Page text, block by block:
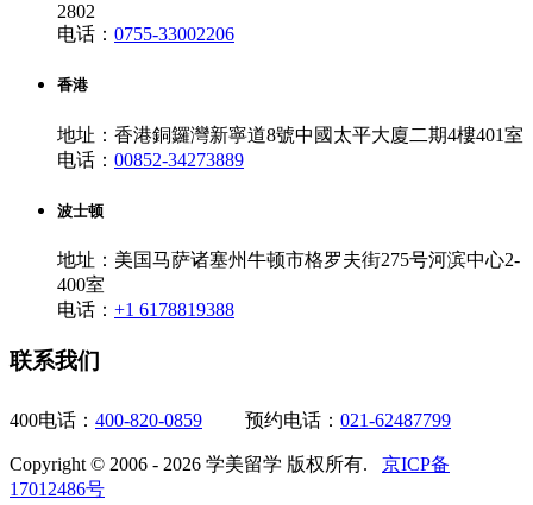
2802
电话： 0755-33002206
香港
地址：香港銅鑼灣新寧道8號中國太平大廈二期4樓401室
电话： 00852-34273889
波士顿
地址：美国马萨诸塞州牛顿市格罗夫街275号河滨中心2-
400室
电话： +1 6178819388
联系我们
400电话： 400-820-0859 预约电话： 021-62487799
Copyright © 2006 - 2026 学美留学 版权所有. 京ICP备
17012486号